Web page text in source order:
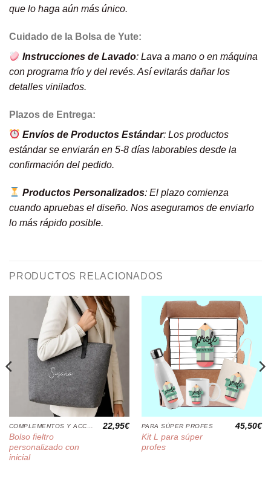
que lo haga aún más único.
Cuidado de la Bolsa de Yute:
Instrucciones de Lavado: Lava a mano o en máquina
con programa frío y del revés. Así evitarás dañar los
detalles vinilados.
Plazos de Entrega:
Envíos de Productos Estándar: Los productos
estándar se enviarán en 5-8 días laborables desde la
confirmación del pedido.
Productos Personalizados: El plazo comienza
cuando apruebas el diseño. Nos aseguramos de enviarlo
lo más rápido posible.
PRODUCTOS RELACIONADOS
COMPLEMENTOS Y ACCESORIOS
Bolso fieltro
personalizado con
inicial
22,95€ PARA SÚPER PROFES
Kit L para súper
profes
45,50€